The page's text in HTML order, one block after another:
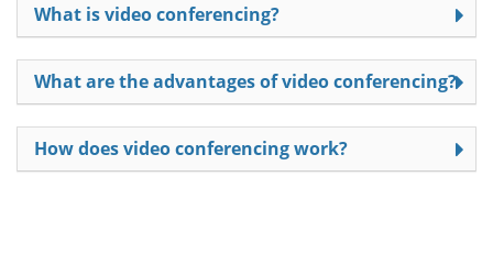
What is video conferencing?
What are the advantages of video conferencing?
How does video conferencing work?